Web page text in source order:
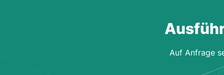
Auf Anfrage